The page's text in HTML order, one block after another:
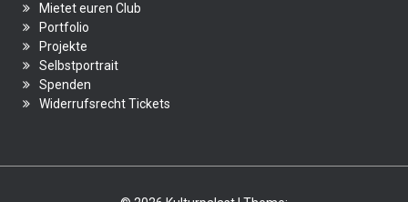
Mietet euren Club
Portfolio
Projekte
Selbstportrait
Spenden
Widerrufsrecht Tickets